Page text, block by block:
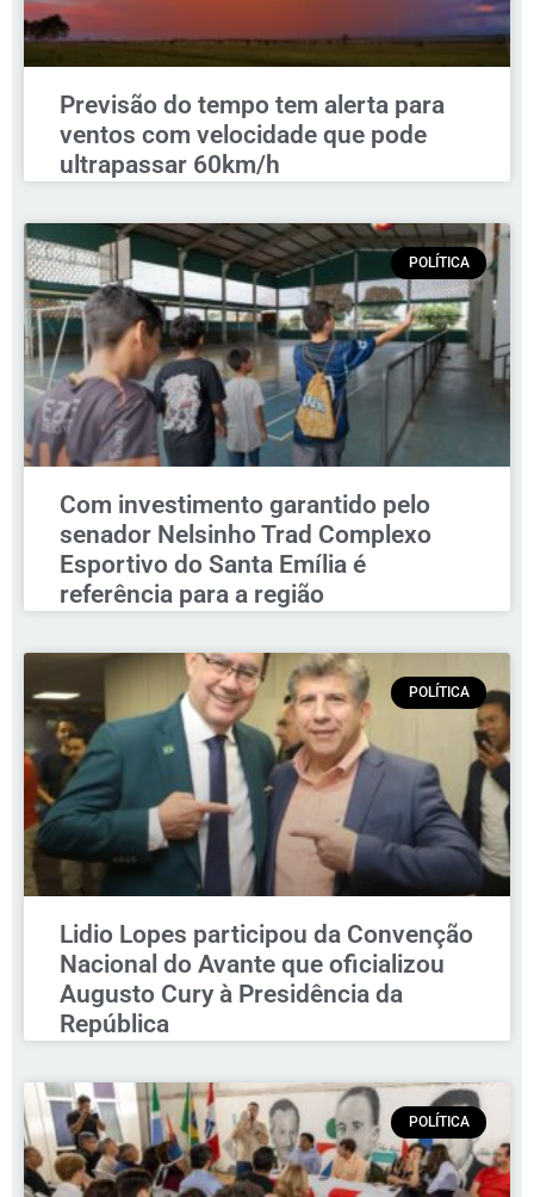
Previsão do tempo tem alerta para
ventos com velocidade que pode
ultrapassar 60km/h
POLÍTICA
Com investimento garantido pelo
senador Nelsinho Trad Complexo
Esportivo do Santa Emília é
referência para a região
POLÍTICA
Lidio Lopes participou da Convenção
Nacional do Avante que oficializou
Augusto Cury à Presidência da
República
POLÍTICA